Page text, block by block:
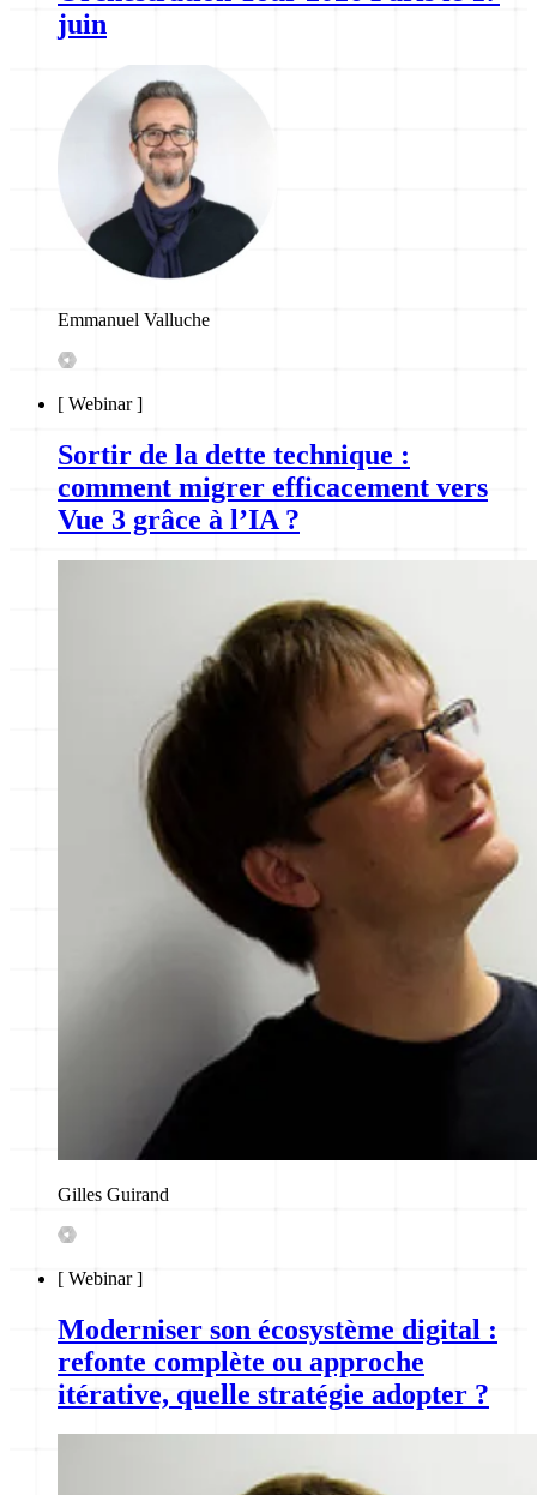
juin
Emmanuel Valluche
[ Webinar]
Sortir de la dette technique :
comment migrer efficacement vers
Vue 3 grâce à l’IA ?
Gilles Guirand
[ Webinar]
Moderniser son écosystème digital :
refonte complète ou approche
itérative, quelle stratégie adopter ?